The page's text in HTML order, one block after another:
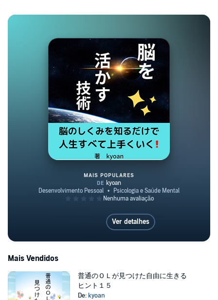
脳を活かす技術
MAIS POPULARES
Ver detalhes
Mais Vendidos
普通のＯＬが見つけた自由に生きる
ヒント１５
De: kyoan